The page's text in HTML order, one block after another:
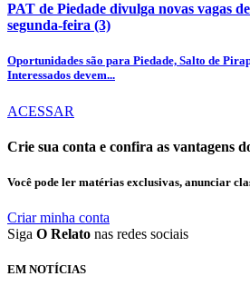
PAT de Piedade divulga novas vagas
segunda-feira (3)
Oportunidades são para Piedade, Salto de
Interessados devem...
ACESSAR
Crie sua conta e confira as vantagens
Você pode ler matérias exclusivas, anunciar
Criar minha conta
Siga O Relato nas redes sociais
EM NOTÍCIAS